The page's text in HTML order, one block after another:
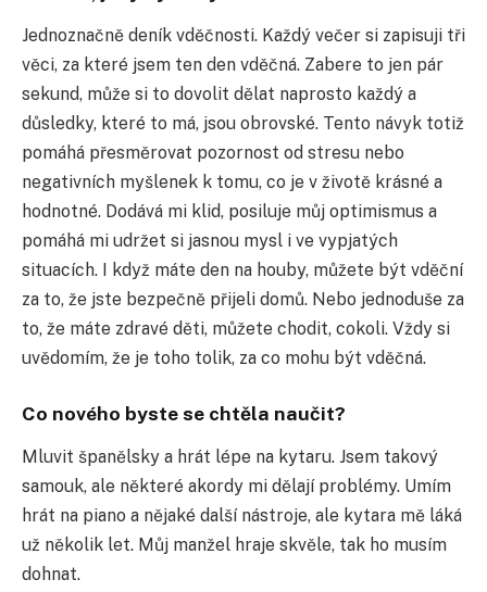
Jednoznačně deník vděčnosti. Každý večer si zapisuji tři
věci, za které jsem ten den vděčná. Zabere to jen pár
sekund, může si to dovolit dělat naprosto každý a
důsledky, které to má, jsou obrovské. Tento návyk totiž
pomáhá přesměrovat pozornost od stresu nebo
negativních myšlenek k tomu, co je v životě krásné a
hodnotné. Dodává mi klid, posiluje můj optimismus a
pomáhá mi udržet si jasnou mysl i ve vypjatých
situacích. I když máte den na houby, můžete být vděční
za to, že jste bezpečně přijeli domů. Nebo jednoduše za
to, že máte zdravé děti, můžete chodit, cokoli. Vždy si
uvědomím, že je toho tolik, za co mohu být vděčná.
Co nového byste se chtěla naučit?
Mluvit španělsky a hrát lépe na kytaru. Jsem takový
samouk, ale některé akordy mi dělají problémy. Umím
hrát na piano a nějaké další nástroje, ale kytara mě láká
už několik let. Můj manžel hraje skvěle, tak ho musím
dohnat.